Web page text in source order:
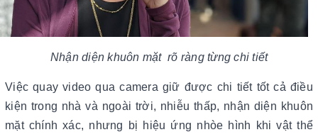
Nhận diện khuôn mặt rõ ràng từng chi tiết
Việc quay video qua camera giữ được chi tiết tốt cả điều
kiện trong nhà và ngoài trời, nhiễu thấp, nhận diện khuôn
mặt chính xác, nhưng bị hiệu ứng nhòe hình khi vật thể